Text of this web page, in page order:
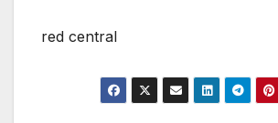
red central